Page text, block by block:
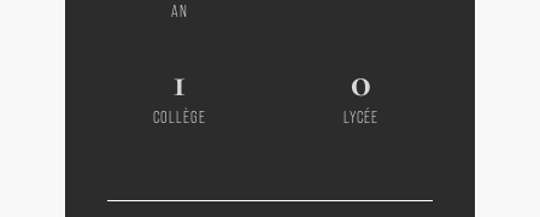
AN
1
COLLÈGE
0
LYCÉE